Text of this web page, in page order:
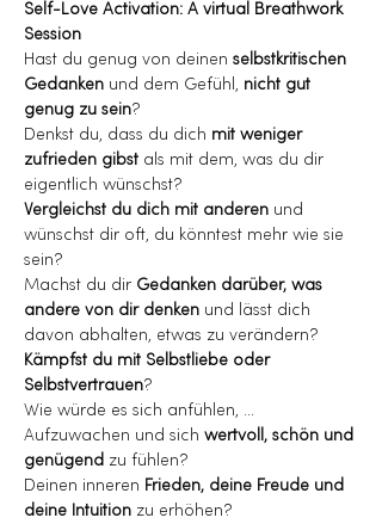
Self-Love Activation: A virtual Breathwork
Session
Hast du genug von deinen selbstkritischen
Gedanken und dem Gefühl, nicht gut
genug zu sein?
Denkst du, dass du dich mit weniger
zufrieden gibst als mit dem, was du dir
eigentlich wünschst?
Vergleichst du dich mit anderen und
wünschst dir oft, du könntest mehr wie sie
sein?
Machst du dir Gedanken darüber, was
andere von dir denken und lässt dich
davon abhalten, etwas zu verändern?
Kämpfst du mit Selbstliebe oder
Selbstvertrauen?
Wie würde es sich anfühlen, …
Aufzuwachen und sich wertvoll, schön und
genügend zu fühlen?
Deinen inneren Frieden, deine Freude und
deine Intuition zu erhöhen?